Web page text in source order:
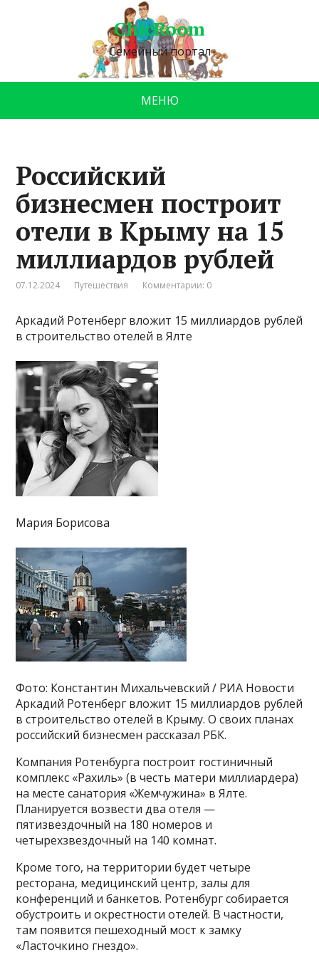
ChicRoom
Семейный портал
МЕНЮ
Российский
бизнесмен построит
отели в Крыму на 15
миллиардов рублей
07.12.2024 Путешествия Комментарии: 0
Аркадий Ротенберг вложит 15 миллиардов рублей
в строительство отелей в Ялте
Мария Борисова
Фото: Константин Михальчевский / РИА Новости
Аркадий Ротенберг вложит 15 миллиардов рублей
в строительство отелей в Крыму. О своих планах
российский бизнесмен рассказал РБК.
Компания Ротенбурга построит гостиничный
комплекс «Рахиль» (в честь матери миллиардера)
на месте санатория «Жемчужина» в Ялте.
Планируется возвести два отеля —
пятизвездочный на 180 номеров и
четырехзвездочный на 140 комнат.
Кроме того, на территории будет четыре
ресторана, медицинский центр, залы для
конференций и банкетов. Ротенбург собирается
обустроить и окрестности отелей. В частности,
там появится пешеходный мост к замку
«Ласточкино гнездо».